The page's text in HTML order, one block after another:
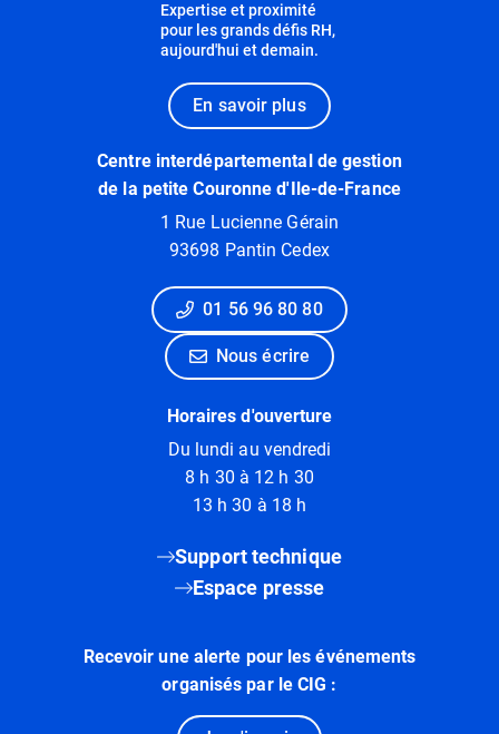
Expertise et proximité
pour les grands défis RH,
aujourd'hui et demain.
En savoir plus
Centre interdépartemental de gestion
de la petite Couronne d'Ile-de-France
1 Rue Lucienne Gérain
93698 Pantin Cedex
01 56 96 80 80
Nous écrire
Horaires d'ouverture
Du lundi au vendredi
8 h 30 à 12 h 30
13 h 30 à 18 h
Support technique
Espace presse
Recevoir une alerte pour les événements
organisés par le CIG :